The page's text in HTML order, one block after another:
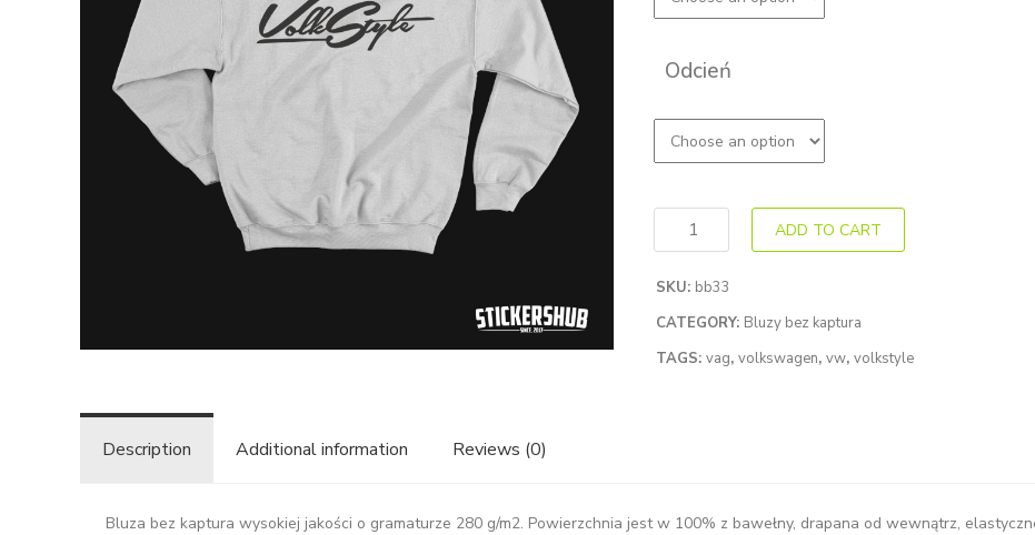
Odcień
ADD TO CART
SKU: bb33
CATEGORY: Bluzy bez kaptura
TAGS: vag, volkswagen, vw, volkstyle
Description Additional information Reviews (0)
Bluza bez kaptura wysokiej jakości o gramaturze 280 g/m2. Powierzchnia jest w 100% z bawełny, drapana od wewnątrz,